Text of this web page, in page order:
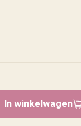
In winkelwagen